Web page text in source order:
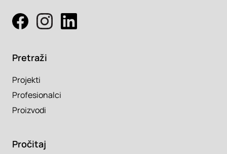
Pretraži
Projekti
Profesionalci
Proizvodi
Pročitaj